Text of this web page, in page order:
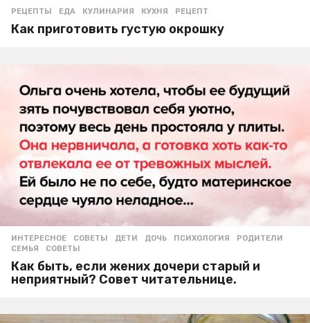
РЕЦЕПТЫ ЕДА ,КУЛИНАРИЯ ,КУХНЯ ,РЕЦЕПТ
Как приготовить густую окрошку
ИНТЕРЕСНОЕ ,СОВЕТЫ ДЕТИ ,ДОЧЬ ,ПСИХОЛОГИЯ ,РОДИТЕЛИ
СЕМЬЯ
,СОВЕТЫ
Как быть, если жених дочери старый и
неприятный? Совет читательнице.